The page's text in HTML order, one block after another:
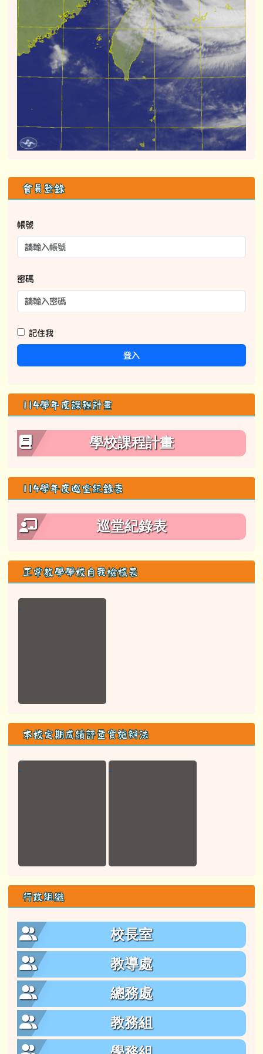
右邊區域內容
會員登錄
帳號
密碼
記住我
登入
114學年度課程計畫
學校課程計畫
114學年度巡堂紀錄表
巡堂紀錄表
正常教學學校自我檢核表
本校定期成績評量實施辦法
行政組織
校長室
教導處
總務處
教務組